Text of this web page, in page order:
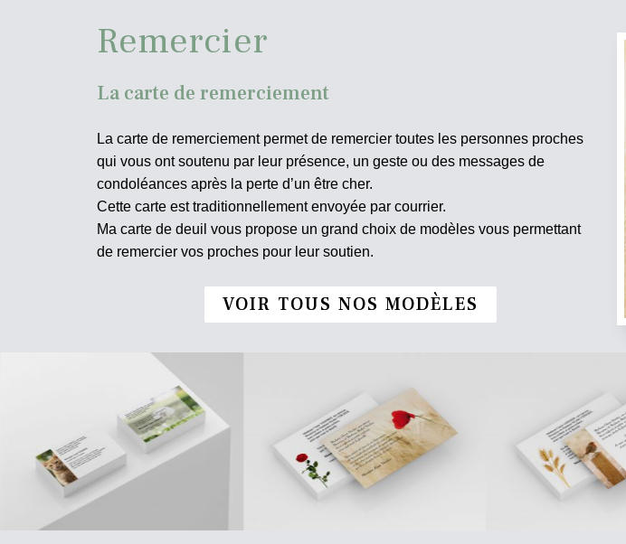
Remercier
La carte de remerciement
La carte de remerciement permet de remercier toutes les personnes proches
qui vous ont soutenu par leur présence, un geste ou des messages de
condoléances après la perte d’un être cher.
Cette carte est traditionnellement envoyée par courrier.
Ma carte de deuil vous propose un grand choix de modèles vous permettant
de remercier vos proches pour leur soutien.
VOIR TOUS NOS MODÈLES